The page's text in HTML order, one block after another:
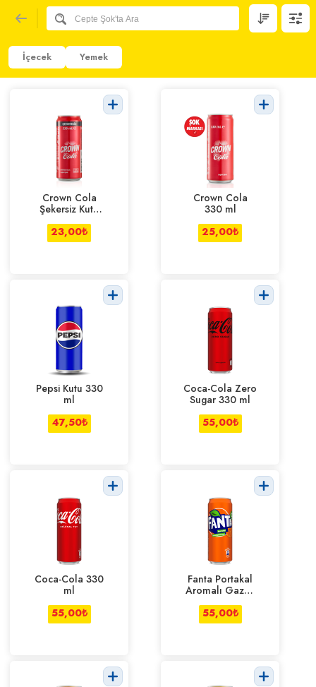
İçecek Yemek
Crown Cola
Şekersiz Kutu
330 ml
23,00₺
Crown Cola
330 ml
25,00₺
Pepsi Kutu 330
ml
47,50₺
Coca-Cola Zero
Sugar 330 ml
55,00₺
Coca-Cola 330
ml
55,00₺
Fanta Portakal
Aromalı Gazoz
330 ml
55,00₺